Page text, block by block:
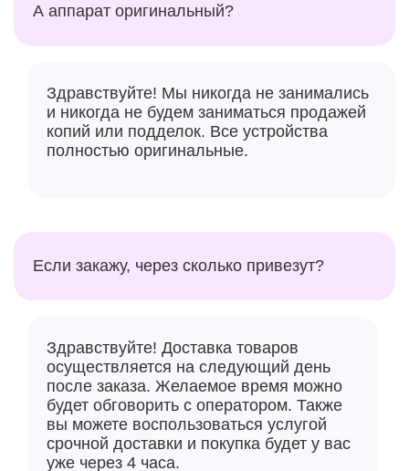
А аппарат оригинальный?
Здравствуйте! Мы никогда не занимались
и никогда не будем заниматься продажей
копий или подделок. Все устройства
полностью оригинальные.
Если закажу, через сколько привезут?
Здравствуйте! Доставка товаров
осуществляется на следующий день
после заказа. Желаемое время можно
будет обговорить с оператором. Также
вы можете воспользоваться услугой
срочной доставки и покупка будет у вас
уже через 4 часа.